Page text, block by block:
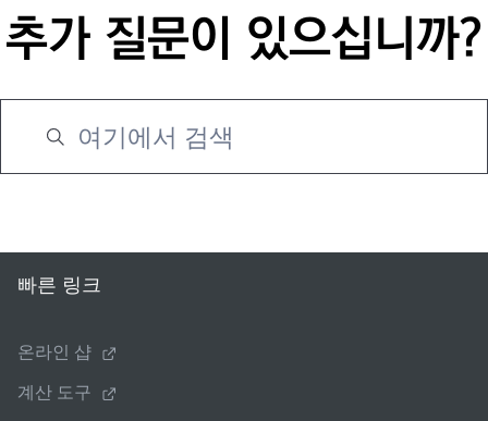
추가 질문이 있으십니까?
빠른 링크
온라인 샵
계산 도구